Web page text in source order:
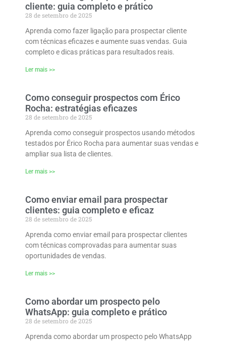
cliente: guia completo e prático
28 de setembro de 2025
Aprenda como fazer ligação para prospectar cliente
com técnicas eficazes e aumente suas vendas. Guia
completo e dicas práticas para resultados reais.
Ler mais >>
Como conseguir prospectos com Érico
Rocha: estratégias eficazes
28 de setembro de 2025
Aprenda como conseguir prospectos usando métodos
testados por Érico Rocha para aumentar suas vendas e
ampliar sua lista de clientes.
Ler mais >>
Como enviar email para prospectar
clientes: guia completo e eficaz
28 de setembro de 2025
Aprenda como enviar email para prospectar clientes
com técnicas comprovadas para aumentar suas
oportunidades de vendas.
Ler mais >>
Como abordar um prospecto pelo
WhatsApp: guia completo e prático
28 de setembro de 2025
Aprenda como abordar um prospecto pelo WhatsApp